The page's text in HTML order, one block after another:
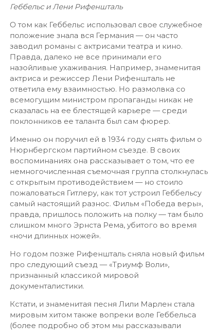
Геббельс и Лени Рифеншталь
О том как Геббельс использовал свое служебное
положение знала вся Германия — он часто
заводил романы с актрисами театра и кино.
Правда, далеко не все принимали его
назойливые ухаживания. Например, знаменитая
актриса и режиссер Лени Рифеншталь не
ответила ему взаимностью. Но размолвка со
всемогущим министром пропаганды никак не
сказалась на ее блестящей карьере — среди
поклонников ее таланта был сам фюрер.
Именно он поручил ей в 1934 году снять фильм о
Нюрнбергском партийном съезде. В своих
воспоминаниях она рассказывает о том, что ее
немногочисленная съемочная группа столкнулась
с открытым противодействием — но стоило
пожаловаться Гитлеру, как тот устроил Геббельсу
самый настоящий разнос. Фильм «Победа веры»,
правда, пришлось положить на полку — там было
слишком много Эрнста Рема, убитого во время
«ночи длинных ножей».
Но годом позже Рифеншталь сняла новый фильм
про следующий съезд — «Триумф Воли»,
признанный классикой мировой
документалистики.
Кстати, и знаменитая песня Лили Марлен стала
мировым хитом также вопреки воле Геббельса
(более подробно об этом мы рассказывали